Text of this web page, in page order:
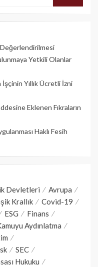
Değerlendirilmesi
Yetkili Olanlar
İşçinin Yıllık Üc­retli İzni
Eklenen Fıkraların
Haklı Fesih
Devletleri
Avrupa
Krallık
Covid-19
ESG
Finans
Aydınlatma
SEC
Hukuku